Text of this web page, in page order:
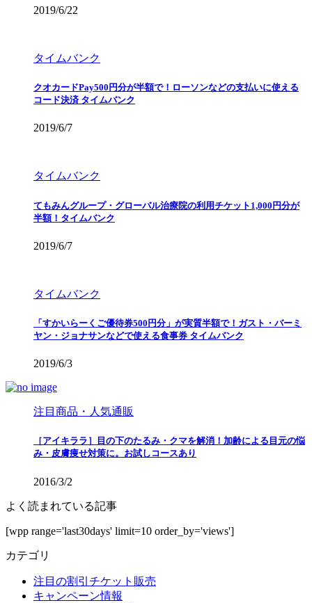
2019/6/22
タイムバンク
クオカードPay500円分が半額で！ローソンなどの支払いに使える
コード決済 タイムバンク
2019/6/7
タイムバンク
てもみんグループ・グローバル治療院の利用チケット1,000円分が
半額！タイムバンク
2019/6/7
タイムバンク
「すかいらーくご優待券500円分」が実質半額で！ガスト・バーミ
ヤン・ジョナサンなどで使える食事券 タイムバンク
2019/6/3
注目商品・人気通販
［アイキララ］目の下のたるみ・クマを解消！加齢による目元の悩
み・皮膚痩せ対策に。お試しコースあり
2016/3/2
よく読まれている記事
[wpp range='last30days' limit=10 order_by='views']
カテゴリ
注目の割引チケット販売
キャンペーン情報